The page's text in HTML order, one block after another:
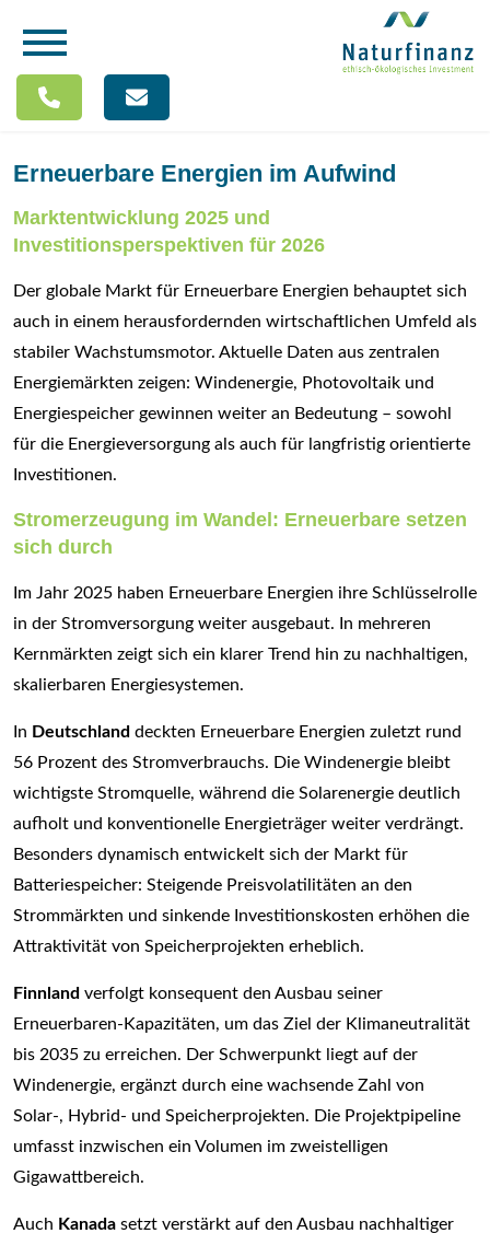
Erneuerbare Energien im Aufwind
Marktentwicklung 2025 und
Investitionsperspektiven für 2026
Der globale Markt für Erneuerbare Energien behauptet sich
auch in einem herausfordernden wirtschaftlichen Umfeld als
stabiler Wachstumsmotor. Aktuelle Daten aus zentralen
Energiemärkten zeigen: Windenergie, Photovoltaik und
Energiespeicher gewinnen weiter an Bedeutung – sowohl
für die Energieversorgung als auch für langfristig orientierte
Investitionen.
Stromerzeugung im Wandel: Erneuerbare setzen
sich durch
Im Jahr 2025 haben Erneuerbare Energien ihre Schlüsselrolle
in der Stromversorgung weiter ausgebaut. In mehreren
Kernmärkten zeigt sich ein klarer Trend hin zu nachhaltigen,
skalierbaren Energiesystemen.
In Deutschland deckten Erneuerbare Energien zuletzt rund
56 Prozent des Stromverbrauchs. Die Windenergie bleibt
wichtigste Stromquelle, während die Solarenergie deutlich
aufholt und konventionelle Energieträger weiter verdrängt.
Besonders dynamisch entwickelt sich der Markt für
Batteriespeicher: Steigende Preisvolatilitäten an den
Strommärkten und sinkende Investitionskosten erhöhen die
Attraktivität von Speicherprojekten erheblich.
Finnland verfolgt konsequent den Ausbau seiner
Erneuerbaren-Kapazitäten, um das Ziel der Klimaneutralität
bis 2035 zu erreichen. Der Schwerpunkt liegt auf der
Windenergie, ergänzt durch eine wachsende Zahl von
Solar-, Hybrid- und Speicherprojekten. Die Projektpipeline
umfasst inzwischen ein Volumen im zweistelligen
Gigawattbereich.
Auch Kanada setzt verstärkt auf den Ausbau nachhaltiger